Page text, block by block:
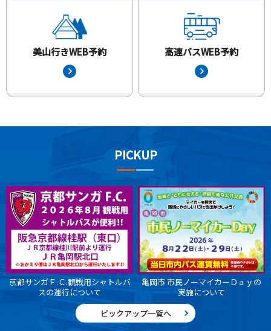
美山行きWEB予約 高速バスWEB予約
PICKUP
京都サンガＦ.Ｃ.観戦用シャトルバ
スの運行について
亀岡市 市民ノーマイカーＤａｙの
実施について
ピックアップ一覧へ